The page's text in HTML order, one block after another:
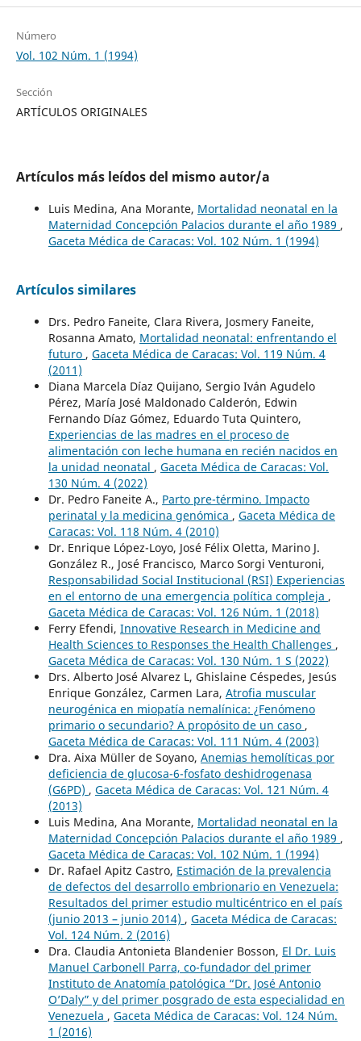
Número
Vol. 102 Núm. 1 (1994)
Sección
ARTÍCULOS ORIGINALES
Artículos más leídos del mismo autor/a
Luis Medina, Ana Morante, Mortalidad neonatal en la
Maternidad Concepción Palacios durante el año 1989 ,
Gaceta Médica de Caracas: Vol. 102 Núm. 1 (1994)
Artículos similares
Drs. Pedro Faneite, Clara Rivera, Josmery Faneite,
Rosanna Amato, Mortalidad neonatal: enfrentando el
futuro , Gaceta Médica de Caracas: Vol. 119 Núm. 4
(2011)
Diana Marcela Díaz Quijano, Sergio Iván Agudelo
Pérez, María José Maldonado Calderón, Edwin
Fernando Díaz Gómez, Eduardo Tuta Quintero,
Experiencias de las madres en el proceso de
alimentación con leche humana en recién nacidos en
la unidad neonatal , Gaceta Médica de Caracas: Vol.
130 Núm. 4 (2022)
Dr. Pedro Faneite A., Parto pre-término. Impacto
perinatal y la medicina genómica , Gaceta Médica de
Caracas: Vol. 118 Núm. 4 (2010)
Dr. Enrique López-Loyo, José Félix Oletta, Marino J.
González R., José Francisco, Marco Sorgi Venturoni,
Responsabilidad Social Institucional (RSI) Experiencias
en el entorno de una emergencia política compleja ,
Gaceta Médica de Caracas: Vol. 126 Núm. 1 (2018)
Ferry Efendi, Innovative Research in Medicine and
Health Sciences to Responses the Health Challenges ,
Gaceta Médica de Caracas: Vol. 130 Núm. 1 S (2022)
Drs. Alberto José Alvarez L, Ghislaine Céspedes, Jesús
Enrique González, Carmen Lara, Atrofia muscular
neurogénica en miopatía nemalínica: ¿Fenómeno
primario o secundario? A propósito de un caso ,
Gaceta Médica de Caracas: Vol. 111 Núm. 4 (2003)
Dra. Aixa Müller de Soyano, Anemias hemolíticas por
deficiencia de glucosa-6-fosfato deshidrogenasa
(G6PD) , Gaceta Médica de Caracas: Vol. 121 Núm. 4
(2013)
Luis Medina, Ana Morante, Mortalidad neonatal en la
Maternidad Concepción Palacios durante el año 1989 ,
Gaceta Médica de Caracas: Vol. 102 Núm. 1 (1994)
Dr. Rafael Apitz Castro, Estimación de la prevalencia
de defectos del desarrollo embrionario en Venezuela:
Resultados del primer estudio multicéntrico en el país
(junio 2013 – junio 2014) , Gaceta Médica de Caracas:
Vol. 124 Núm. 2 (2016)
Dra. Claudia Antonieta Blandenier Bosson, El Dr. Luis
Manuel Carbonell Parra, co-fundador del primer
Instituto de Anatomía patológica “Dr. José Antonio
O’Daly” y del primer posgrado de esta especialidad en
Venezuela , Gaceta Médica de Caracas: Vol. 124 Núm.
1 (2016)